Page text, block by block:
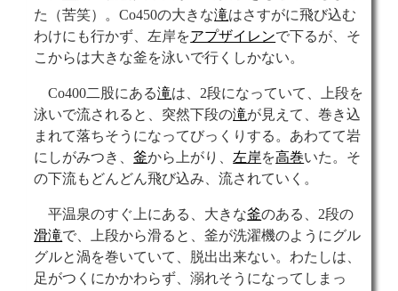
た（苦笑）。Co450の大きな滝はさすがに飛び込む
わけにも行かず、左岸をアプザイレンで下るが、そ
こからは大きな釜を泳いで行くしかない。
Co400二股にある滝は、2段になっていて、上段を
泳いで流されると、突然下段の滝が見えて、巻き込
まれて落ちそうになってびっくりする。あわてて岩
にしがみつき、釜から上がり、 左岸を高巻いた。そ
の下流もどんどん飛び込み、流されていく。
平温泉のすぐ上にある、大きな釜のある、2段の
滑滝で、上段から滑ると、釜が洗濯機のようにグル
グルと渦を巻いていて、脱出出来ない。わたしは、
足がつくにかかわらず、溺れそうになってしまっ